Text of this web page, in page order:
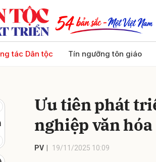
tác Dân tộc Tín ngưỡng tôn giáo
Ưu tiên phát
nghiệp văn
PV 19/11/2025 10:09
Gửi